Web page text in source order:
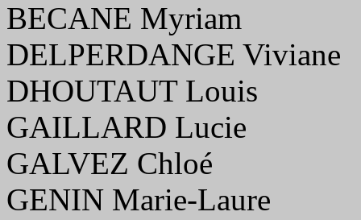
BECANE Myriam
DELPERDANGE Viviane
DHOUTAUT Louis
GAILLARD Lucie
GALVEZ Chloé
GENIN Marie-Laure